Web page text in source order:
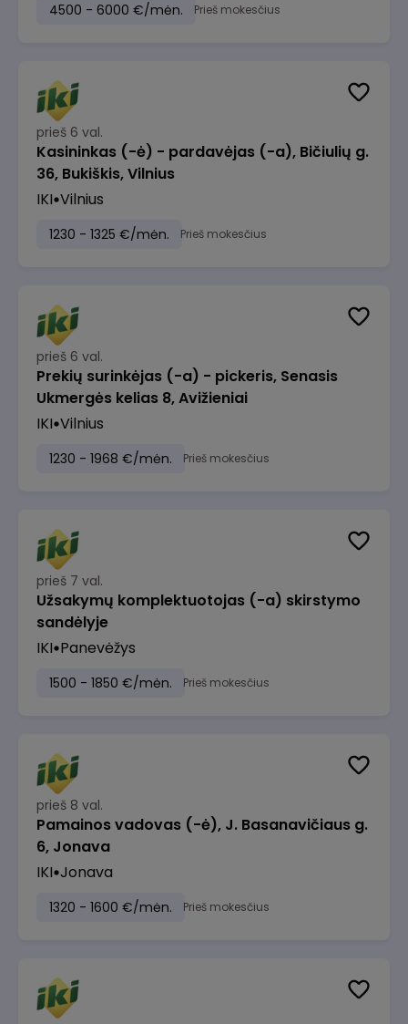
4500 - 6000 €/mėn. Prieš mokesčius
prieš 6 val.
Kasininkas (-ė) - pardavėjas (-a), Bičiulių g.
36, Bukiškis, Vilnius
IKI Vilnius
1230 - 1325 €/mėn. Prieš mokesčius
prieš 6 val.
Prekių surinkėjas (-a) - pickeris, Senasis
Ukmergės kelias 8, Avižieniai
IKI Vilnius
1230 - 1968 €/mėn. Prieš mokesčius
prieš 7 val.
Užsakymų komplektuotojas (-a) skirstymo
sandėlyje
IKI Panevėžys
1500 - 1850 €/mėn. Prieš mokesčius
prieš 8 val.
Pamainos vadovas (-ė), J. Basanavičiaus g.
6, Jonava
IKI Jonava
1320 - 1600 €/mėn. Prieš mokesčius